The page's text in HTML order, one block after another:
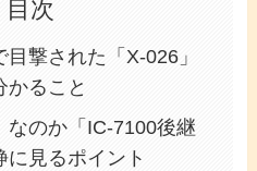
目次
撃された「X-026」
かること
なのか「IC-7100後継
見るポイント